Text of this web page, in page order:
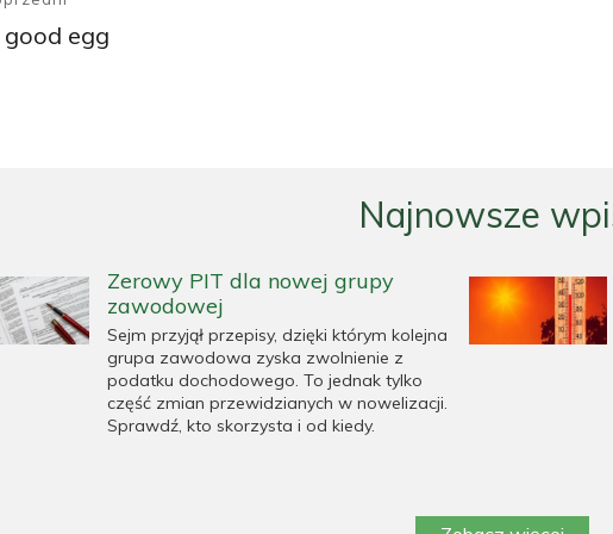
egg
Najnowsze
Zerowy PIT dla nowej grupy
zawodowej
Sejm przyjął przepisy, dzięki którym kolejna
grupa zawodowa zyska zwolnienie z
podatku dochodowego. To jednak tylko
część zmian przewidzianych w nowelizacji.
Sprawdź, kto skorzysta i od kiedy.